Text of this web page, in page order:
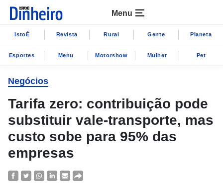
Menu
IstoÉ Revista Rural Gente Planeta
Esportes Menu Motorshow Mulher Pet
Negócios
Tarifa zero: contribuição pode
substituir vale-transporte, mas
custo sobe para 95% das
empresas